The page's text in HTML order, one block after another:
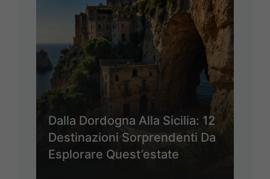
Dalla Dordogna Alla Sicilia: 12
Destinazioni Sorprendenti Da
Esplorare Quest’estate